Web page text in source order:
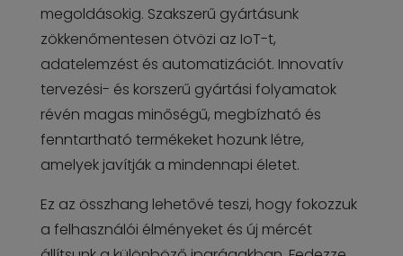
megoldásokig. Szakszerű gyártásunk
zökkenőmentesen ötvözi az IoT-t,
adatelemzést és automatizációt. Innovatív
tervezési- és korszerű gyártási folyamatok
révén magas minőségű, megbízható és
fenntartható termékeket hozunk létre,
amelyek javítják a mindennapi életet.
Ez az összhang lehetővé teszi, hogy fokozzuk
a felhasználói élményeket és új mércét